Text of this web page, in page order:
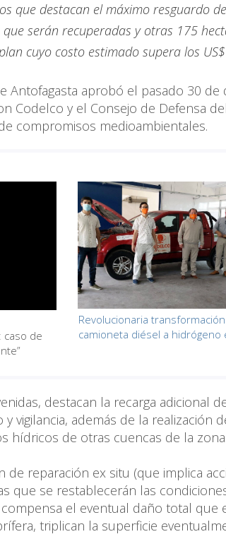
que destacan el máximo resguardo
serán recuperadas y otras 175
cuyo costo estimado supera los
Antofagasta aprobó el pasado 30
Codelco y el Consejo de Defensa
compromisos medioambientales.
caso de
Revolucionaria
camioneta diésel a hidrógeno
destacan la recarga adicional
vigilancia, además de la
hídricos de otras cuencas de la zona.
de reparación ex situ (que implica
que se restablecerán las
el eventual daño total que
triplican la superficie